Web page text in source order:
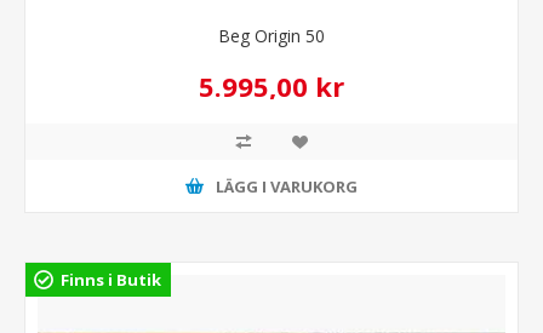
Beg Origin 50
5.995,00 kr
LÄGG I VARUKORG
Finns i Butik